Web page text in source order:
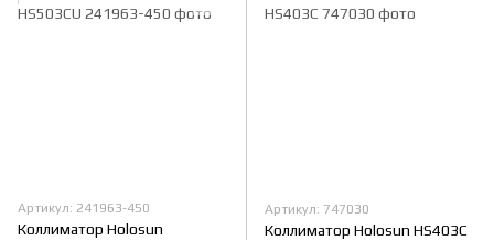
Артикул: 241963-450
Коллиматор Holosun
Артикул: 747030
Коллиматор Holosun HS403C